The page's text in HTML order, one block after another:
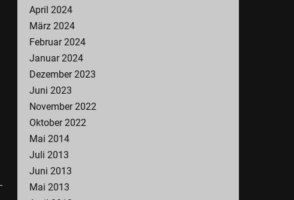
April 2024
März 2024
Februar 2024
Januar 2024
Dezember 2023
Juni 2023
November 2022
Oktober 2022
Mai 2014
Juli 2013
Juni 2013
Mai 2013